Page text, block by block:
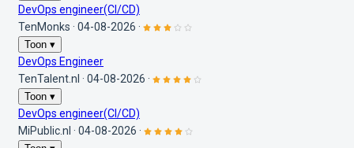
DevOps engineer(CI/CD)
TenMonks · 04-08-2026 ·
Toon ▾
DevOps Engineer
TenTalent.nl · 04-08-2026 ·
Toon ▾
DevOps engineer(CI/CD)
MiPublic.nl · 04-08-2026 ·